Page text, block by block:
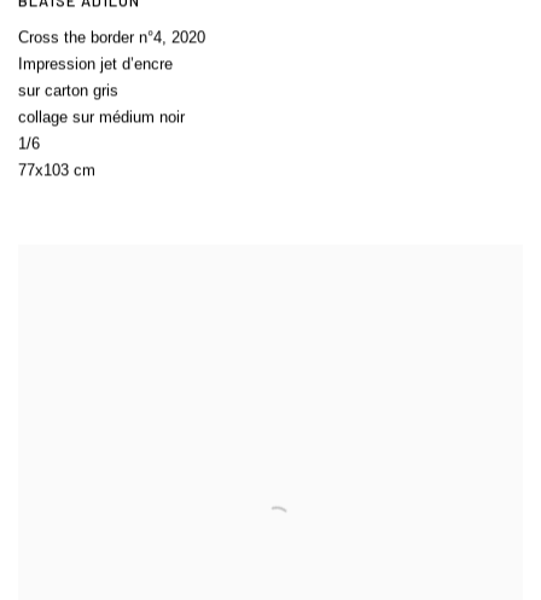
Cross the border n°4, 2020
Impression jet d’encre
sur carton gris
collage sur médium noir
1/6
77x103 cm